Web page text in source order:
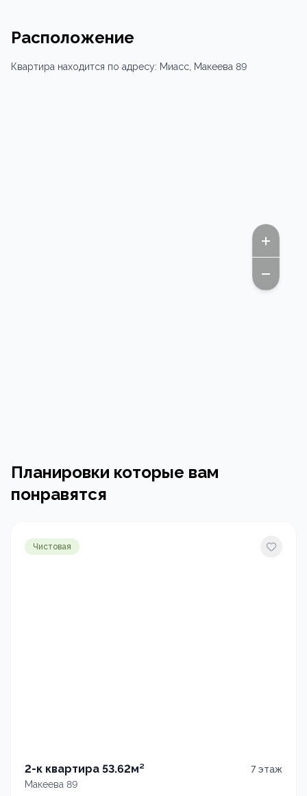
Расположение
Квартира находится по адресу: Миасс, Макеева 89
Планировки которые вам
понравятся
Чистовая
2-к квартира 53.62м² 7этаж
Макеева 89